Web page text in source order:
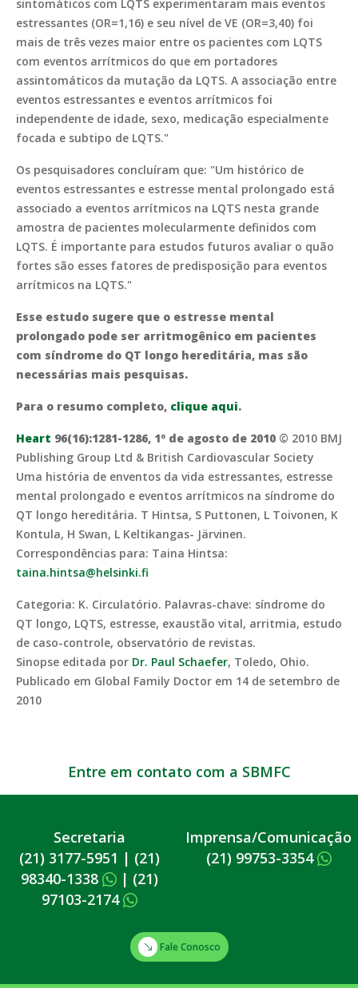
sintomáticos com LQTS experimentaram mais eventos
estressantes (OR=1,16) e seu nível de VE (OR=3,40) foi
mais de três vezes maior entre os pacientes com LQTS
com eventos arrítmicos do que em portadores
assintomáticos da mutação da LQTS. A associação entre
eventos estressantes e eventos arrítmicos foi
independente de idade, sexo, medicação especialmente
focada e subtipo de LQTS."
Os pesquisadores concluíram que: "Um histórico de
eventos estressantes e estresse mental prolongado está
associado a eventos arrítmicos na LQTS nesta grande
amostra de pacientes molecularmente definidos com
LQTS. É importante para estudos futuros avaliar o quão
fortes são esses fatores de predisposição para eventos
arrítmicos na LQTS."
Esse estudo sugere que o estresse mental
prolongado pode ser arritmogênico em pacientes
com síndrome do QT longo hereditária, mas são
necessárias mais pesquisas.
Para o resumo completo, clique aqui.
Heart 96(16):1281-1286, 1º de agosto de 2010 © 2010 BMJ
Publishing Group Ltd & British Cardiovascular Society
Uma história de enventos da vida estressantes, estresse
mental prolongado e eventos arrítmicos na síndrome do
QT longo hereditária. T Hintsa, S Puttonen, L Toivonen, K
Kontula, H Swan, L Keltikangas- Järvinen.
Correspondências para: Taina Hintsa:
taina.hintsa@helsinki.fi
Categoria: K. Circulatório. Palavras-chave: síndrome do
QT longo, LQTS, estresse, exaustão vital, arritmia, estudo
de caso-controle, observatório de revistas.
Sinopse editada por Dr. Paul Schaefer, Toledo, Ohio.
Publicado em Global Family Doctor em 14 de setembro de
2010
Entre em contato com a SBMFC
Secretaria
(21) 3177-5951 | (21)
98340-1338
| (21)
97103-2174
Imprensa/Comunicação
(21) 99753-3354
Fale Conosco